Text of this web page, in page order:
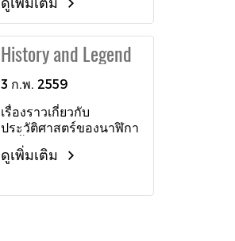
ที่ขอบฝาหลังโดยสลักคำ
ว่า “The Celebrations
of Her Royal Highness
Princess Maha Chakri
Sirindhorn’s 5th Cycle
Birthday Anniversary
ประจำตัวเรือน ฝาหลัง
เปลือยเผยกลไกการ
ทำงานที่ยอดเยี่ยม มีให้
เลือกทั้งแบบตัวเรือนสเต
หนังจรเข้แท้สีน้ำเงินเข้ม
ตะวันออกเฉียงใต้ ณ
ศูนย์การค้าสยามพารา
กอน กรุงเทพมหานคร ผม
มีโอกาสได้ร่วมพูดคุยกับ
เตอร์ มาริโน ที่บินตรงมา
เปิดบูติกแห่งแรกที่สยาม
พารากอนอย่างอลังการ
ที่สุด
History and Legend
3 ก.พ. 2559
เรื่องราวเกี่ยวกับ
ประวัติศาสตร์ของนาฬิกา
ดำน้ำอย่างแบรนด์
Panerai นั้นจริงๆแล้วมัน
ดูเพิ่มเติม